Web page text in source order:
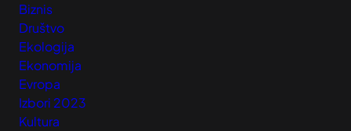
Biznis
Društvo
Ekologija
Ekonomija
Evropa
Izbori 2023
Kultura